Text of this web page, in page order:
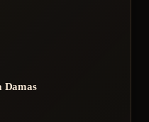
Damas